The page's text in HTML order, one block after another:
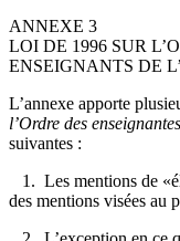
ANNEXE 3
LOI DE 1996 SUR
ENSEIGNANTS DE
L’annexe apporte
l’Ordre des
suivantes :
1. Les mentions de
des mentions visées au